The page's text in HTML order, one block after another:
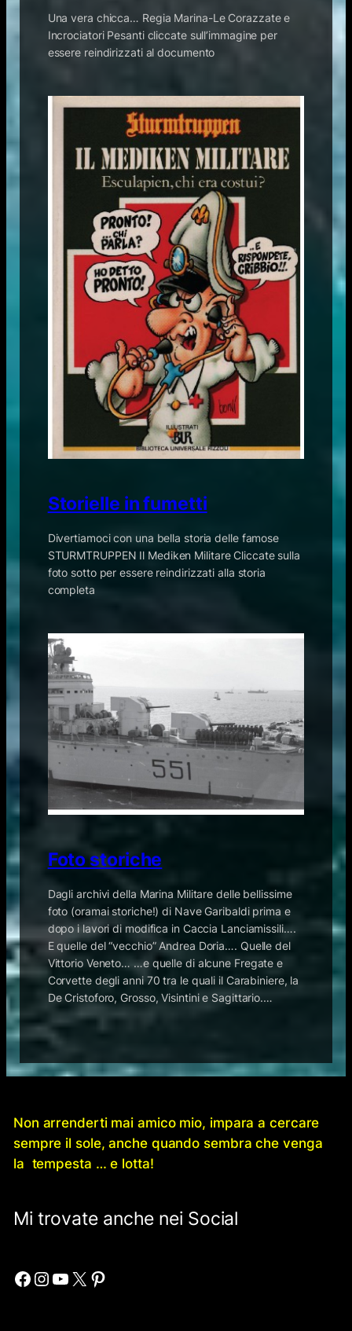
Una vera chicca… Regia Marina-Le Corazzate e
Incrociatori Pesanti cliccate sull’immagine per
essere reindirizzati al documento
Storielle in fumetti
Divertiamoci con una bella storia delle famose
STURMTRUPPEN Il Mediken Militare Cliccate sulla
foto sotto per essere reindirizzati alla storia
completa
Foto storiche
Dagli archivi della Marina Militare delle bellissime
foto (oramai storiche!) di Nave Garibaldi prima e
dopo i lavori di modifica in Caccia Lanciamissili….
E quelle del “vecchio” Andrea Doria…. Quelle del
Vittorio Veneto… …e quelle di alcune Fregate e
Corvette degli anni 70 tra le quali il Carabiniere, la
De Cristoforo, Grosso, Visintini e Sagittario.…
Non arrenderti mai amico mio, impara a cercare
sempre il sole, anche quando sembra che venga
la tempesta … e lotta!
Mi trovate anche nei Social
Facebook Instagram YouTube X Pinterest